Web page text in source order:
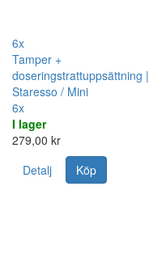
6x
Tamper +
doseringstrattuppsättning |
Staresso / Mini
6x
I lager
279,00 kr
Detalj
Köp